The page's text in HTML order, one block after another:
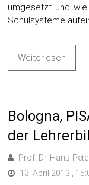
umgesetzt und
Schulsysteme
Weiterlesen
Bologna,
der
Prof. Dr. Hans-
13. April 2013 ,